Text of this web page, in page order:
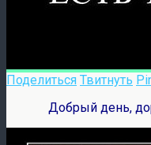
Поделиться Твитнуть
Добрый день,